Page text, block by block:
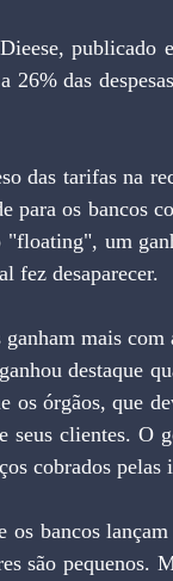
26% das
das tarifas na
para os bancos
"floating", um
fez desaparecer.
destaque
os órgãos, que
seus clientes. O
cobrados pelas
são pequenos.